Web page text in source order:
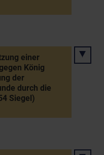
einer
König
der
durch die
Siegel)